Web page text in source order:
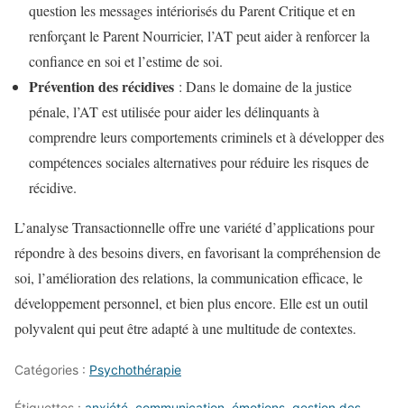
question les messages intériorisés du Parent Critique et en
renforçant le Parent Nourricier, l’AT peut aider à renforcer la
confiance en soi et l’estime de soi.
Prévention des récidives : Dans le domaine de la justice
pénale, l’AT est utilisée pour aider les délinquants à
comprendre leurs comportements criminels et à développer des
compétences sociales alternatives pour réduire les risques de
récidive.
L’analyse Transactionnelle offre une variété d’applications pour
répondre à des besoins divers, en favorisant la compréhension de
soi, l’amélioration des relations, la communication efficace, le
développement personnel, et bien plus encore. Elle est un outil
polyvalent qui peut être adapté à une multitude de contextes.
Catégories : Psychothérapie